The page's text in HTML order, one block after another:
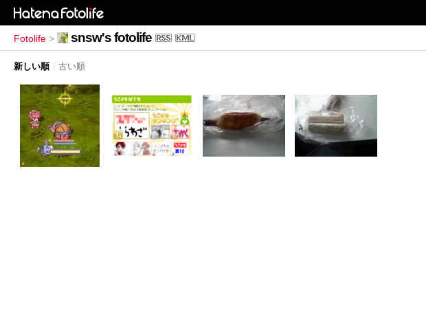
Fotolife > snsw's fotolife
新しい順 古い順